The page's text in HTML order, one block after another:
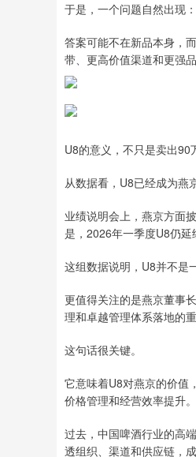
于是，一个问题自然出现
答案可能不在新品本身，
带、更高价值渠道和更强
U8的意义，不只是卖出90
从数据看，U8已经成为燕
业绩说明会上，燕京方面
是，2026年一季度U8仍延
这组数据说明，U8并不是
更值得关注的是燕京董事
理和卓越管理体系落地的重
这句话很关键。
它意味着U8对燕京的价值
价格管理和经营效率提升。
过去，中国啤酒行业的高
透组织、渠道和供应链，